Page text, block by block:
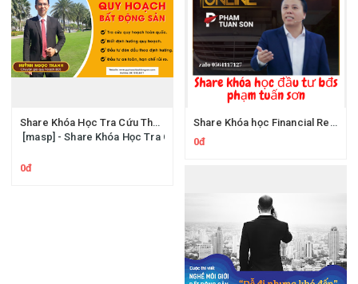
Share Khóa Học Tra Cứu Thông Tin Quy Hoạch Bất Động Sản Huỳnh Ngọc Thanh Hatagroup
[masp] - Share Khóa Học Tra Cứu Thông Tin Quy Hoạch Bất Động
0đ
Share Khóa học Financial Revolution của diễn giả Phạm Tuấn Sơn - Làm Giàu Nhờ Đầu Tư Bất Động Sản
0đ